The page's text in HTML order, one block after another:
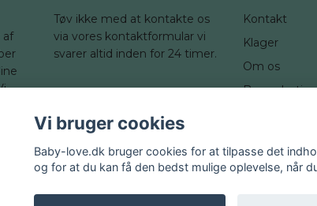
af
Tøv ikke med at kontakte os
via vores kontaktformular vi
svarer altid inden for 24 timer.
Kontakt
Klager
Om os
Vi bruger cookies
Baby-love.dk bruger cookies for at tilpasse det
og for at du kan få den bedst mulige oplevelse, når